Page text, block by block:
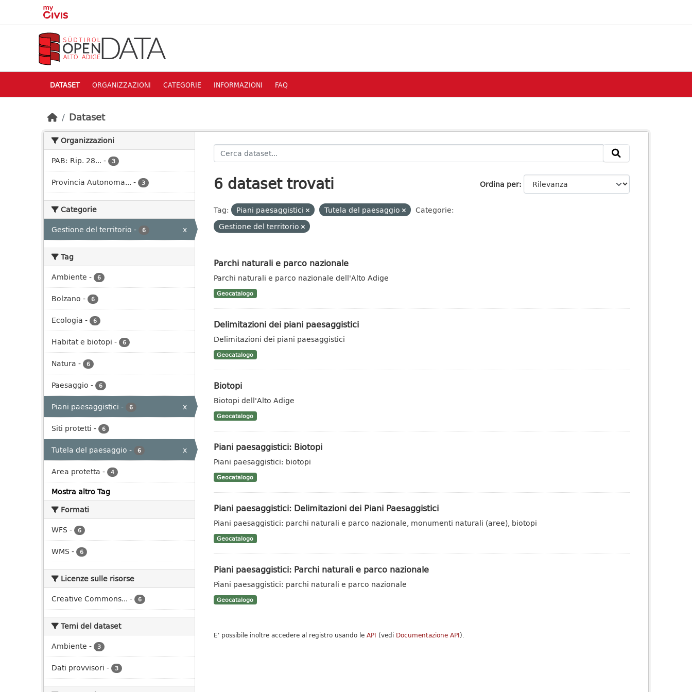
Skip to main content
DATASET ORGANIZZAZIONI CATEGORIE INFORMAZIONI FAQ
Dataset
Organizzazioni
PAB: Rip. 28... - 3
Provincia Autonoma... - 3
Categorie
Gestione del territorio - 6 x
Tag
Ambiente - 6
Bolzano - 6
Ecologia - 6
Habitat e biotopi - 6
Natura - 6
Paesaggio - 6
Piani paesaggistici - 6
x
Siti protetti - 6
Tutela del paesaggio - 6
x
Area protetta - 4
Mostra altro Tag
Formati
WFS - 6
WMS - 6
Licenze sulle risorse
Creative Commons... - 6
Temi del dataset
Ambiente - 3
Dati provvisori - 3
Ordina per
6 dataset trovati
Tag: Piani paesaggistici Tutela del paesaggio
Categorie:
Gestione del territorio
Parchi naturali e parco nazionale
Parchi naturali e parco nazionale dell'Alto Adige
Geocatalogo
Delimitazioni dei piani paesaggistici
Delimitazioni dei piani paesaggistici
Geocatalogo
Biotopi
Biotopi dell'Alto Adige
Geocatalogo
Piani paesaggistici: Biotopi
Piani paesaggistici: biotopi
Geocatalogo
Piani paesaggistici: Delimitazioni dei Piani Paesaggistici
Piani paesaggistici: parchi naturali e parco nazionale, monumenti naturali (aree), biotopi
Geocatalogo
Piani paesaggistici: Parchi naturali e parco nazionale
Piani paesaggistici: parchi naturali e parco nazionale
Geocatalogo
E' possibile inoltre accedere al registro usando le API (vedi Documentazione API).